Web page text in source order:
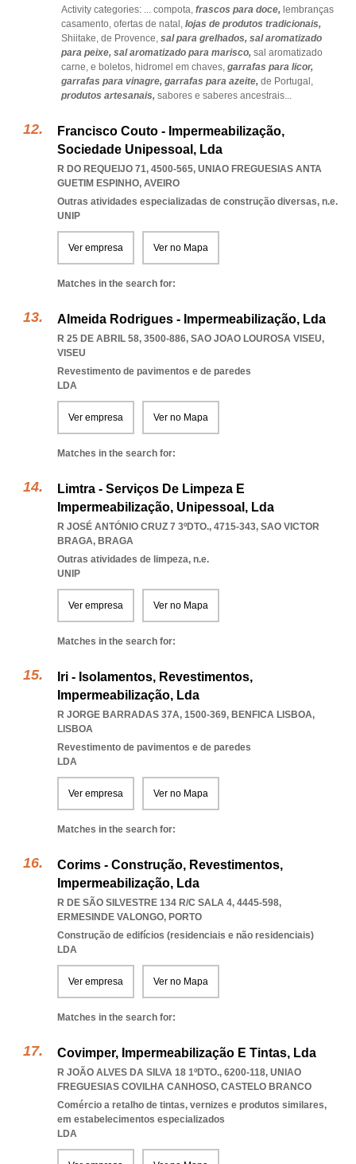
Activity categories: ... compota, frascos para doce, lembranças
casamento, ofertas de natal, lojas de produtos tradicionais,
Shiitake, de Provence, sal para grelhados, sal aromatizado
para peixe, sal aromatizado para marisco, sal aromatizado
carne, e boletos, hidromel em chaves, garrafas para licor,
garrafas para vinagre, garrafas para azeite, de Portugal,
produtos artesanais, sabores e saberes ancestrais...
Francisco Couto - Impermeabilização,
Sociedade Unipessoal, Lda
R DO REQUEIJO 71, 4500-565, UNIAO FREGUESIAS ANTA
GUETIM ESPINHO, AVEIRO
Outras atividades especializadas de construção diversas, n.e.
UNIP
Ver empresa Ver no Mapa
Matches in the search for:
Almeida Rodrigues - Impermeabilização, Lda
R 25 DE ABRIL 58, 3500-886, SAO JOAO LOUROSA VISEU,
VISEU
Revestimento de pavimentos e de paredes
LDA
Ver empresa Ver no Mapa
Matches in the search for:
Limtra - Serviços De Limpeza E
Impermeabilização, Unipessoal, Lda
R JOSÉ ANTÓNIO CRUZ 7 3ºDTO., 4715-343, SAO VICTOR
BRAGA, BRAGA
Outras atividades de limpeza, n.e.
UNIP
Ver empresa Ver no Mapa
Matches in the search for:
Iri - Isolamentos, Revestimentos,
Impermeabilização, Lda
R JORGE BARRADAS 37A, 1500-369, BENFICA LISBOA,
LISBOA
Revestimento de pavimentos e de paredes
LDA
Ver empresa Ver no Mapa
Matches in the search for:
Corims - Construção, Revestimentos,
Impermeabilização, Lda
R DE SÃO SILVESTRE 134 R/C SALA 4, 4445-598,
ERMESINDE VALONGO, PORTO
Construção de edifícios (residenciais e não residenciais)
LDA
Ver empresa Ver no Mapa
Matches in the search for:
Covimper, Impermeabilização E Tintas, Lda
R JOÃO ALVES DA SILVA 18 1ºDTO., 6200-118, UNIAO
FREGUESIAS COVILHA CANHOSO, CASTELO BRANCO
Comércio a retalho de tintas, vernizes e produtos similares,
em estabelecimentos especializados
LDA